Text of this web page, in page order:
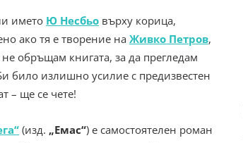
името Ю Несбьо върху корица,
ако тя е творение на Живко Петров,
обръщам книгата, за да прегледам
било излишно усилие с предизвестен
– ще се чете!
(изд. „Емас“) е самостоятелен роман